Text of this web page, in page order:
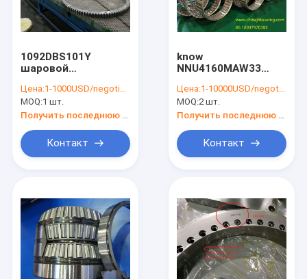
1092DBS101Y
шаровой
внешними
зубами,1358X1092X125
мм
Цена:1-1000USD/negotiation
MOQ:1 шт.
Контакт
know
NNU4160MAW33
роликовый
подшипник с
смазочными
300x500x200 мм
Цена:1-10000USD/negotiation
MOQ:2 шт.
Контакт